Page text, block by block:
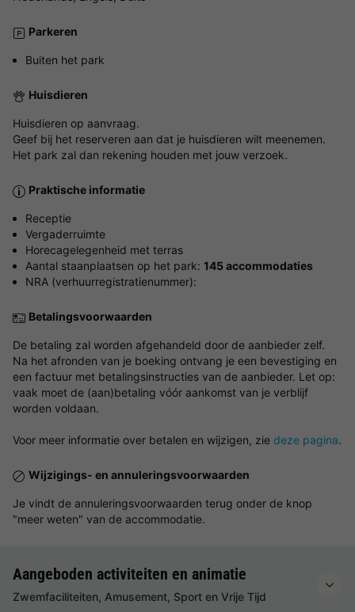
Parkeren
Buiten het park
Huisdieren
Huisdieren op aanvraag.
Geef bij het reserveren aan dat je huisdieren wilt meenemen.
Het park zal dan rekening houden met jouw verzoek.
Praktische informatie
Receptie
Vergaderruimte
Horecagelegenheid met terras
Aantal staanplaatsen op het park: 145 accommodaties
NRA (verhuurregistratienummer):
Betalingsvoorwaarden
De betaling zal worden afgehandeld door de aanbieder zelf.
Na het afronden van je boeking ontvang je een bevestiging en
een factuur met betalingsinstructies van de aanbieder. Let op:
vaak moet de (aan)betaling vóór aankomst van je verblijf
worden voldaan.
Voor meer informatie over betalen en wijzigen, zie deze pagina.
Wijzigings- en annuleringsvoorwaarden
Je vindt de annuleringsvoorwaarden terug onder de knop
"meer weten" van de accommodatie.
Aangeboden activiteiten en animatie
Zwemfaciliteiten, Amusement, Sport en Vrije Tijd